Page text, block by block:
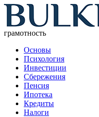
грамотность
Основы
Психология
Инвестиции
Сбережения
Пенсия
Ипотека
Кредиты
Налоги